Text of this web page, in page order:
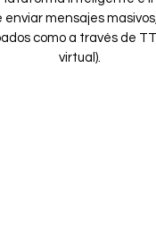
enviar mensajes
como a través de
virtual).